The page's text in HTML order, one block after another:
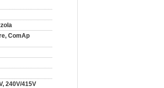
ComAp
240V/415V